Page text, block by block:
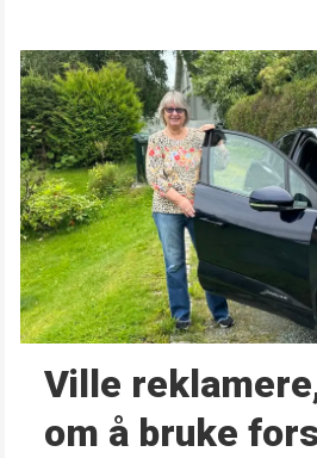
Ville
om å bruke